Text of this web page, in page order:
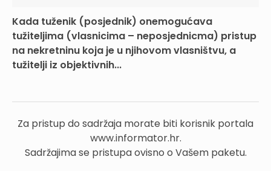
Kada tuženik (posjednik) onemogućava
tužiteljima (vlasnicima – neposjednicma) pristup
na nekretninu koja je u njihovom vlasništvu, a
tužitelji iz objektivnih...
Za pristup do sadržaja morate biti korisnik portala
www.informator.hr.
Sadržajima se pristupa ovisno o Vašem paketu.